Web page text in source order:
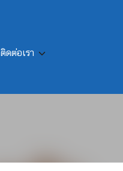
ติดต่อเรา
รง